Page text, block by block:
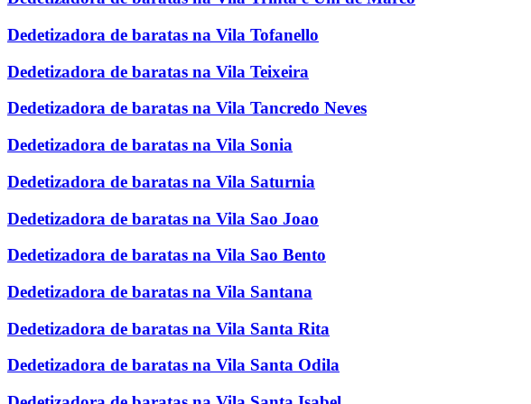
Dedetizadora de baratas na Vila Tofanello
Dedetizadora de baratas na Vila Teixeira
Dedetizadora de baratas na Vila Tancredo Neves
Dedetizadora de baratas na Vila Sonia
Dedetizadora de baratas na Vila Saturnia
Dedetizadora de baratas na Vila Sao Joao
Dedetizadora de baratas na Vila Sao Bento
Dedetizadora de baratas na Vila Santana
Dedetizadora de baratas na Vila Santa Rita
Dedetizadora de baratas na Vila Santa Odila